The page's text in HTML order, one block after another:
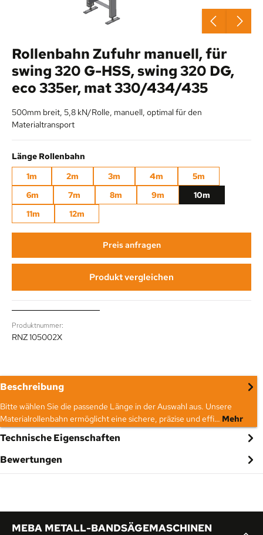
Rollenbahn Zufuhr manuell, für
swing 320 G-HSS, swing 320 DG,
eco 335er, mat 330/434/435
500mm breit, 5,8 kN/Rolle, manuell, optimal für den
Materialtransport
Länge Rollenbahn
1m 2m 3m 4m
5m
6m
7m 8m 9m
10m
11m
12m
Preis anfragen
Produkt vergleichen
Produktnummer:
RNZ 105002X
Beschreibung
Bitte wählen Sie die passende Länge in der Auswahl aus. Unsere
Materialrollenbahn ermöglicht eine sichere, präzise und effi… Mehr
Technische Eigenschaften
Bewertungen
MEBA METALL-BANDSÄGEMASCHINEN